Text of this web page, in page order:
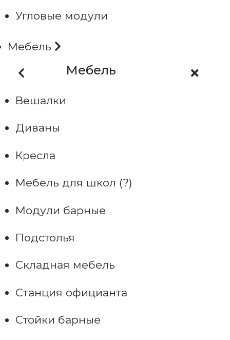
Угловые модули
Мебель
Мебель
Вешалки
Диваны
Кресла
Мебель для школ (?)
Модули барные
Подстолья
Складная мебель
Станция официанта
Стойки барные